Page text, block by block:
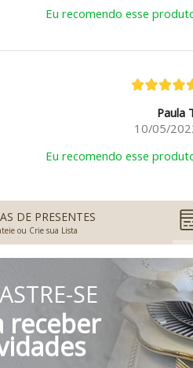
Eu recomendo esse
Paula
10/05/
Eu recomendo esse
DE PRESENTES
ou Crie sua Lista
SE
receber